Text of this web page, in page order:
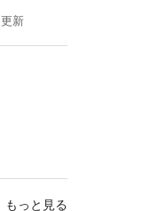
更新
もっと見る